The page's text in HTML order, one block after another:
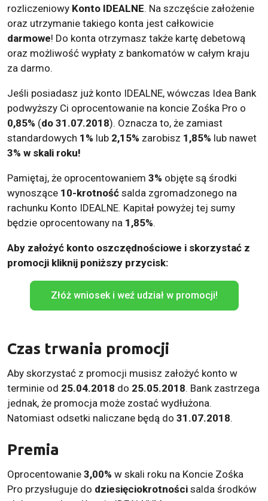
rozliczeniowy Konto IDEALNE. Na szczęście założenie
oraz utrzymanie takiego konta jest całkowicie
darmowe! Do konta otrzymasz także kartę debetową
oraz możliwość wypłaty z bankomatów w całym kraju
za darmo.
Jeśli posiadasz już konto IDEALNE, wówczas Idea Bank
podwyższy Ci oprocentowanie na koncie Zośka Pro o
0,85% (do 31.07.2018). Oznacza to, że zamiast
standardowych 1% lub 2,15% zarobisz 1,85% lub nawet
3% w skali roku!
Pamiętaj, że oprocentowaniem 3% objęte są środki
wynoszące 10-krotność salda zgromadzonego na
rachunku Konto IDEALNE. Kapitał powyżej tej sumy
będzie oprocentowany na 1,85%.
Aby założyć konto oszczędnościowe i skorzystać z
promocji kliknij poniższy przycisk:
Złóż wniosek i weź udział w promocji!
Czas trwania promocji
Aby skorzystać z promocji musisz założyć konto w
terminie od 25.04.2018 do 25.05.2018. Bank zastrzega
jednak, że promocja może zostać wydłużona.
Natomiast odsetki naliczane będą do 31.07.2018.
Premia
Oprocentowanie 3,00% w skali roku na Koncie Zośka
Pro przysługuje do dziesięciokrotności salda środków